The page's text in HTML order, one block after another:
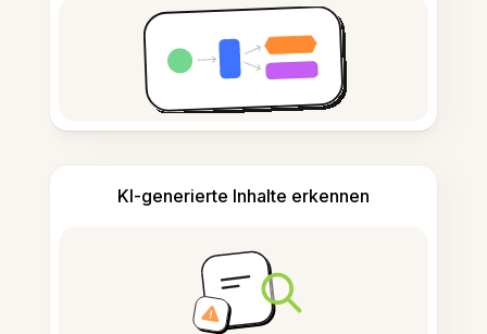
KI-generierte Inhalte erkennen